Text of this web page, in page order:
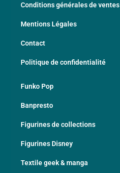
Conditions générales de ventes
Mentions Légales
Contact
Politique de confidentialité
Funko Pop
Banpresto
Figurines de collections
Figurines Disney
Textile geek & manga